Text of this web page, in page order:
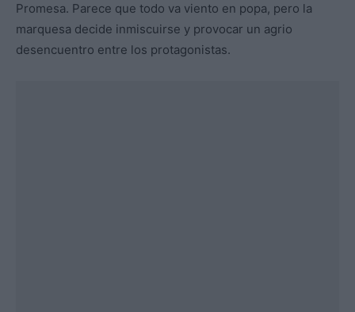
Promesa. Parece que todo va viento en popa, pero la
marquesa decide inmiscuirse y provocar un agrio
desencuentro entre los protagonistas.